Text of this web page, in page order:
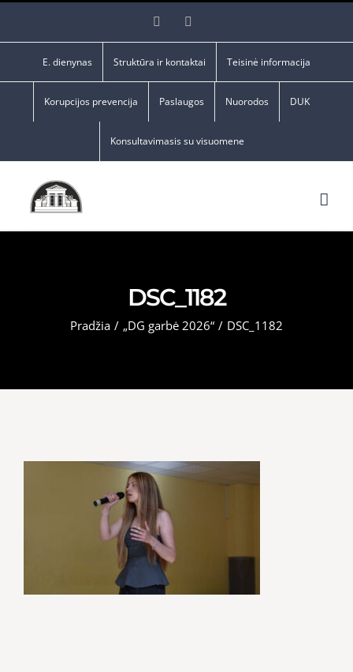
Facebook
E. dienynas Struktūra ir kontaktai Teisinė informacija
Korupcijos prevencija Paslaugos Nuorodos DUK
Konsultavimasis su visuomene
DSC_1182
Pradžia / „DG garbė 2026“ / DSC_1182